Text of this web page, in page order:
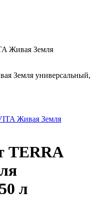
Живая Земля
Земля универсальный,
л